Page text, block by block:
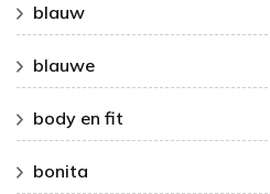
blauw
blauwe
body en fit
bonita